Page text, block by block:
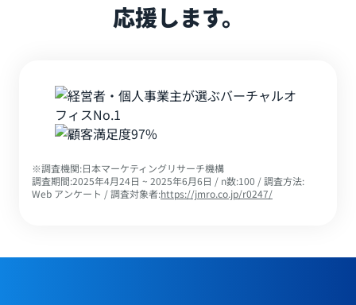
応援します。
調査機関:日本マーケティングリサーチ機構
調査期間:2025年4月24日 ~ 2025年6月6日 / n数:100 / 調査方法:
Web アンケート / 調査対象者:https://jmro.co.jp/r0247/